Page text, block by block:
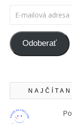
E-mailová adresa
Odoberať